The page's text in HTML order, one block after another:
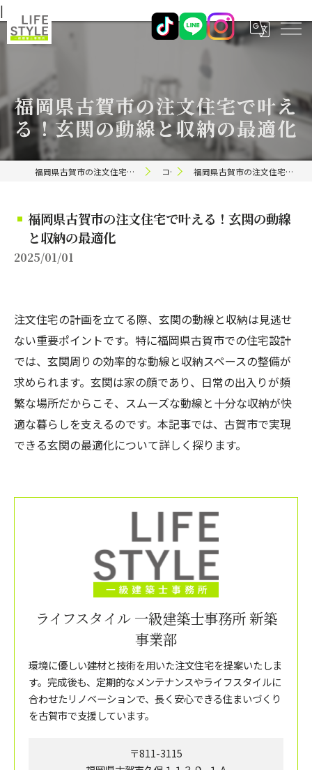
|
福岡県古賀市の注文住宅で叶え
る！玄関の動線と収納の最適化
福岡県古賀市の注文住宅ならライフスタイル 一級建築士事務所 コラム 福岡県古賀市の注文住宅で叶える！玄関の動線と収納の最適化
福岡県古賀市の注文住宅で叶える！玄関の動線
と収納の最適化
2025/01/01
注文住宅の計画を立てる際、玄関の動線と収納は見逃せ
ない重要ポイントです。特に福岡県古賀市での住宅設計
では、玄関周りの効率的な動線と収納スペースの整備が
求められます。玄関は家の顔であり、日常の出入りが頻
繁な場所だからこそ、スムーズな動線と十分な収納が快
適な暮らしを支えるのです。本記事では、古賀市で実現
できる玄関の最適化について詳しく探ります。
ライフスタイル 一級建築士事務所 新築
事業部
環境に優しい建材と技術を用いた注文住宅を提案いたしま
す。完成後も、定期的なメンテナンスやライフスタイルに
合わせたリノベーションで、長く安心できる住まいづくり
を古賀市で支援しています。
〒811-3115